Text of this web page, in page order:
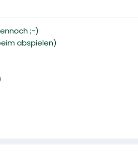
;-)
abspielen)